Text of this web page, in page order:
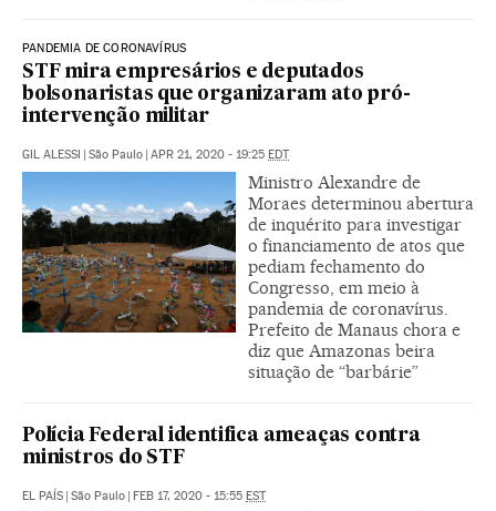
PANDEMIA DE CORONAVÍRUS
STF mira empresários e deputados
bolsonaristas que organizaram ato pró-
intervenção militar
GIL ALESSI | São Paulo | APR 21, 2020 - 19:25 EDT
Ministro Alexandre de
Moraes determinou abertura
de inquérito para investigar
o financiamento de atos que
pediam fechamento do
Congresso, em meio à
pandemia de coronavírus.
Prefeito de Manaus chora e
diz que Amazonas beira
situação de “barbárie”
Polícia Federal identifica ameaças contra
ministros do STF
EL PAÍS | São Paulo | FEB 17, 2020 - 15:55 EST